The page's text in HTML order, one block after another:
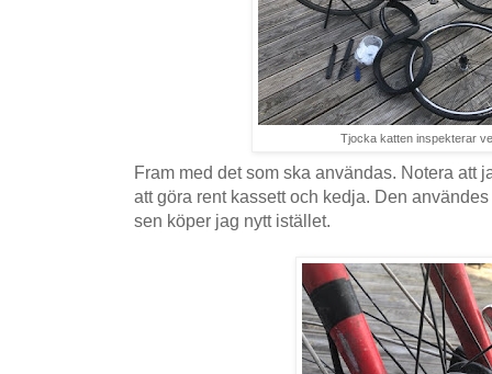
Tjocka katten inspekterar
Fram med det som ska användas. Notera att
att göra rent kassett och kedja. Den
sen köper jag nytt istället.